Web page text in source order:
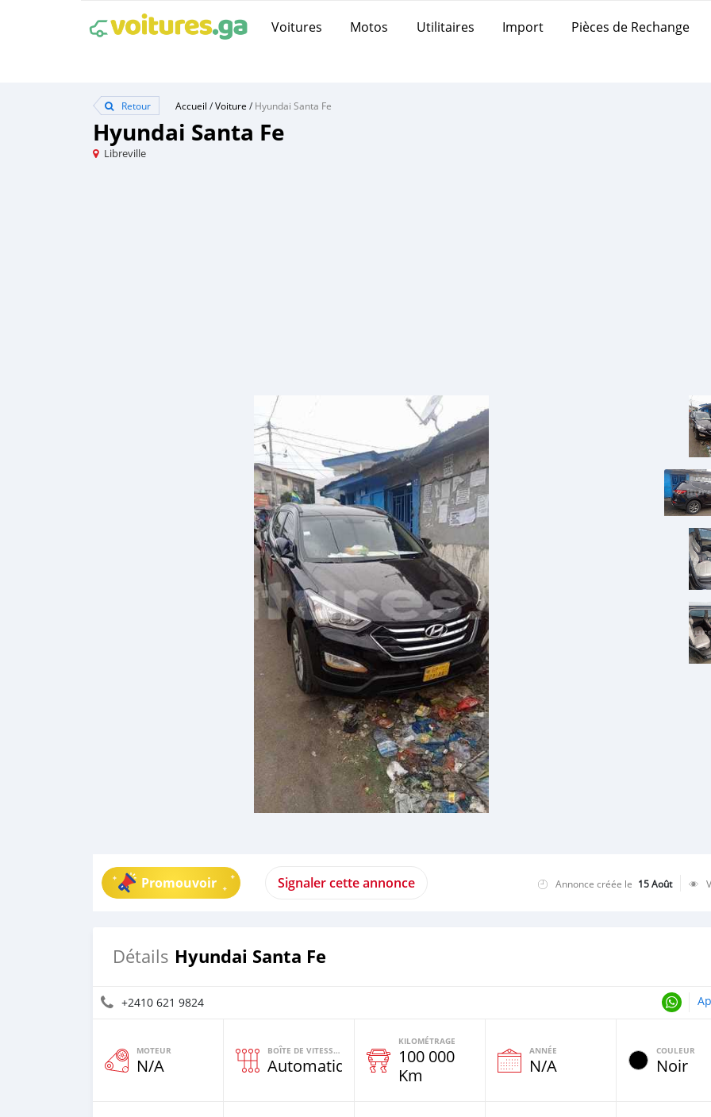
Voitures Motos Utilitaires Import Pièces de Rechange
Retour Accueil /Voiture /Hyundai Santa Fe
Hyundai Santa Fe
Libreville
Promouvoir Signaler cette annonce Annonce créée le 15 Août
Détails Hyundai Santa Fe
+2410 621 9824
MOTEUR
N/A
BOÎTE DE VITESSES
Automatique
KILOMÉTRAGE
100 000
Km
ANNÉE
N/A
COULEUR
Noir